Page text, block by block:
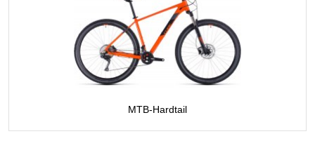
MTB-Hardtail